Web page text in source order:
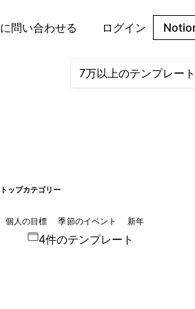
問い合わせる ログイン
トップカテゴリー
個人の目標 季節のイベント 新年
4件のテンプレート